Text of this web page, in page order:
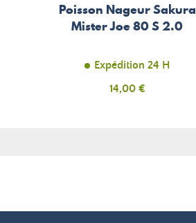
Poisson Nageur Sakura
Mister Joe 80 S 2.0
Expédition 24 H
Prix
14,00 €